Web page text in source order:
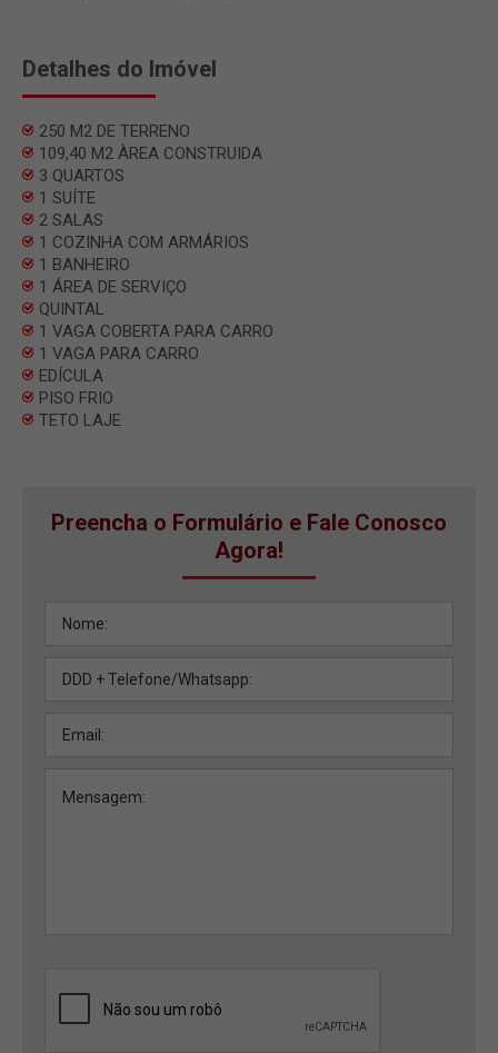
Detalhes do Imóvel
250 M2 DE TERRENO
109,40 M2 ÀREA CONSTRUIDA
3 QUARTOS
1 SUÍTE
2 SALAS
1 COZINHA COM ARMÁRIOS
1 BANHEIRO
1 ÁREA DE SERVIÇO
QUINTAL
1 VAGA COBERTA PARA CARRO
1 VAGA PARA CARRO
EDÍCULA
PISO FRIO
TETO LAJE
Preencha o Formulário e Fale Conosco
Agora!